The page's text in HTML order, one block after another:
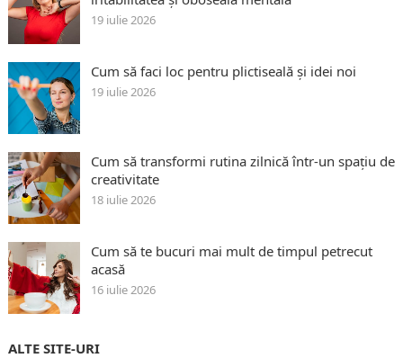
19 iulie 2026
Cum să faci loc pentru plictiseală și idei noi
19 iulie 2026
Cum să transformi rutina zilnică într-un spațiu de
creativitate
18 iulie 2026
Cum să te bucuri mai mult de timpul petrecut
acasă
16 iulie 2026
ALTE SITE-URI